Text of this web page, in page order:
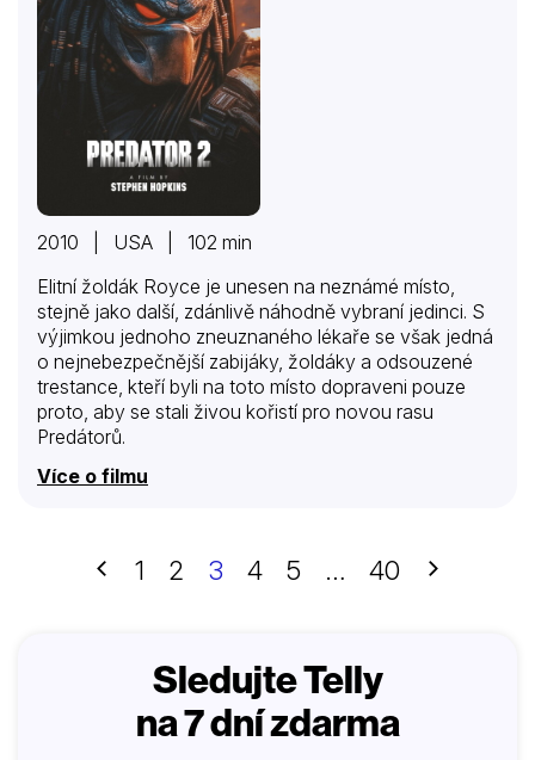
2010 | USA | 102 min
Elitní žoldák Royce je unesen na neznámé místo,
stejně jako další, zdánlivě náhodně vybraní jedinci. S
výjimkou jednoho zneuznaného lékaře se však jedná
o nejnebezpečnější zabijáky, žoldáky a odsouzené
trestance, kteří byli na toto místo dopraveni pouze
proto, aby se stali živou kořistí pro novou rasu
Predátorů.
Více o filmu
Předchozí
1 2 3 4 5 … 40 Další
Sledujte Telly
na 7 dní zdarma